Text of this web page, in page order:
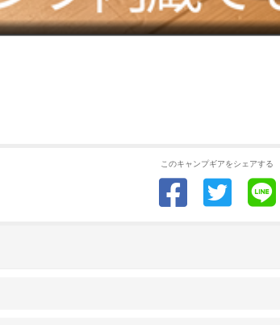
このキャンプギアをシェアする